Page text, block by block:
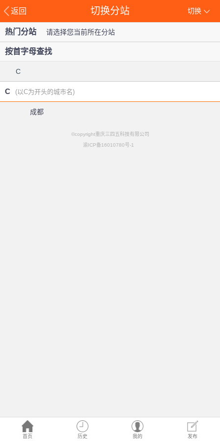
返回 切换
切换分站
首页 历史 我的 发布
热门分站 请选择您当前所在分站
按首字母查找
C
C (以C为开头的城市名)
成都
©copyright重庆三四五科技有限公司
渝ICP备16010780号-1